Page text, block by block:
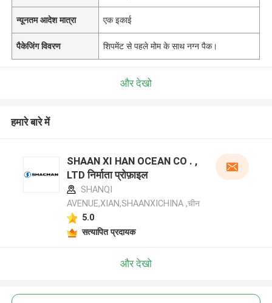
न्यूनतम आदेश मात्रा एक इकाई
पैकेजिंग विवरण शिपमेंट से पहले मोम के साथ नग्न पैक।
और देखो
हमारे बारे में
SHAAN XI HAN OCEAN CO . ,
LTD निर्माता प्रोफ़ाइल
SHANQI
AVENUE,XIAN,SHAANXICHINA ,चीन
5.0
सत्यापित प्रदायक
और देखो